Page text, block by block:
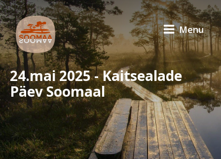
Menu
24.mai 2025 - Kaitsealade
Päev Soomaal